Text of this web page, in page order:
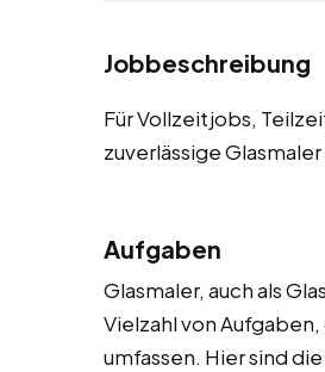
Jobbeschreibung
Für Vollzeitjobs,
zuverlässige
Aufgaben
Glasmaler, auch als
Vielzahl von
umfassen. Hier sind